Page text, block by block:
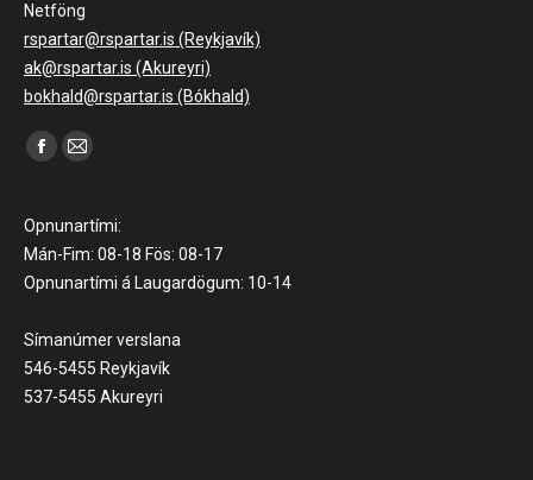
Netföng
rspartar@rspartar.is (Reykjavík)
ak@rspartar.is (Akureyri)
bokhald@rspartar.is (Bókhald)
Find us on:
Facebook
opens
in
new
Mail
opens
in
new
Opnunartími:
Mán-Fim: 08-18 Fös: 08-17
Opnunartími á Laugardögum: 10-14
Símanúmer verslana
546-5455 Reykjavík
537-5455 Akureyri